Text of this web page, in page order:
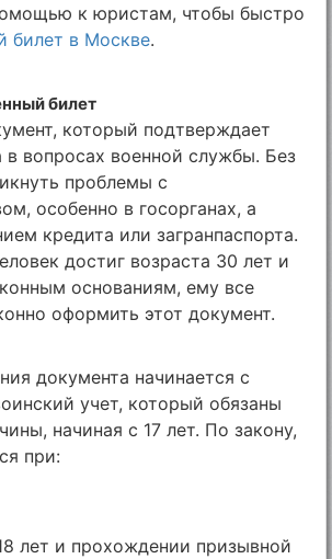
к юристам, чтобы быстро
билет в Москве.
билет
который подтверждает
в вопросах военной службы. Без
проблемы с
особенно в госорганах, а
кредита или загранпаспорта.
достиг возраста 30 лет и
основаниям, ему все
оформить этот документ.
документа начинается с
учет, который обязаны
начиная с 17 лет. По закону,
при:
лет и прохождении призывной